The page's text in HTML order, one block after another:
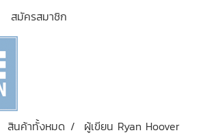
สมัครสมาชิก
สินค้าทั้งหมด ผู้เขียน Ryan Hoover